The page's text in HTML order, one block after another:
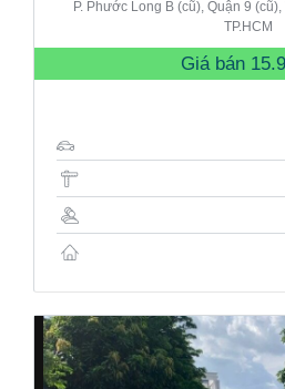
P. Phước Long B (cũ), Quận 9
TP.HCM
Giá bán